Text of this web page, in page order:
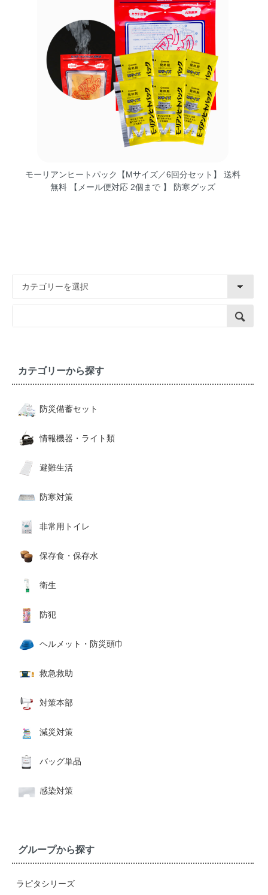
モーリアンヒートパック【Mサイズ／6回分セット】 送料
無料 【メール便対応 2個まで 】 防寒グッズ
カテゴリーから探す
防災備蓄セット
情報機器・ライト類
避難生活
防寒対策
非常用トイレ
保存食・保存水
衛生
防犯
ヘルメット・防災頭巾
救急救助
対策本部
減災対策
バッグ単品
感染対策
グループから探す
ラピタシリーズ